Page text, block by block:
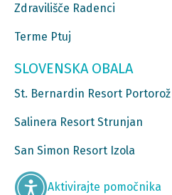
Zdravilišče Radenci
Terme Ptuj
SLOVENSKA OBALA
St. Bernardin Resort Portorož
Salinera Resort Strunjan
San Simon Resort Izola
Aktivirajte pomočnika